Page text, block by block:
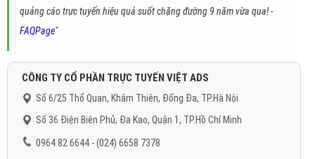
quảng cáo trực tuyến hiệu quả suốt chặng đường 9 năm vừa qua! -
FAQPage"
CÔNG TY CỔ PHẦN TRỰC TUYẾN VIỆT ADS
Số 6/25 Thổ Quan, Khâm Thiên, Đống Đa, TP.Hà Nội
Số 36 Điện Biên Phủ, Đa Kao, Quận 1, TP.Hồ Chí Minh
0964 82 6644 - (024) 6658 7378